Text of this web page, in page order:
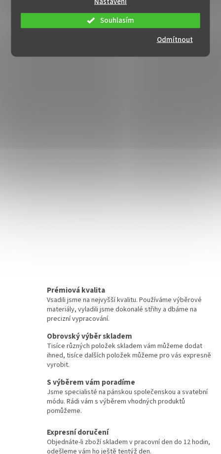
Odmítnout
Souhlasím
Prémiová kvalita
Vsadili jsme na nejvyšší kvalitu. Používáme výběrové
materiály, vyladili jsme dokonalé střihy a dbáme na
precizní vypracování.
Obrovský výběr skladem
Tisíce různých položek skladem vám můžeme dodat
ihned, tisíce dalších položek můžeme pro vás expresně
vyrobit.
S výběrem vám poradíme
Jsme specialisté na pánskou společenskou a svatební
módu. Rádi vám s výběrem vhodných produktů
pomůžeme.
Expresní doručení
Objednáte-li zboží skladem v pracovní den do 12 hodin,
odešleme vám ho ještě tentýž den.